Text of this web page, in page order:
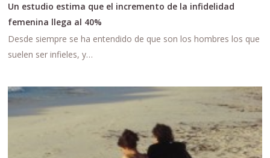
Un estudio estima que el incremento de la infidelidad
femenina llega al 40%
Desde siempre se ha entendido de que son los hombres los que
suelen ser infieles, y…